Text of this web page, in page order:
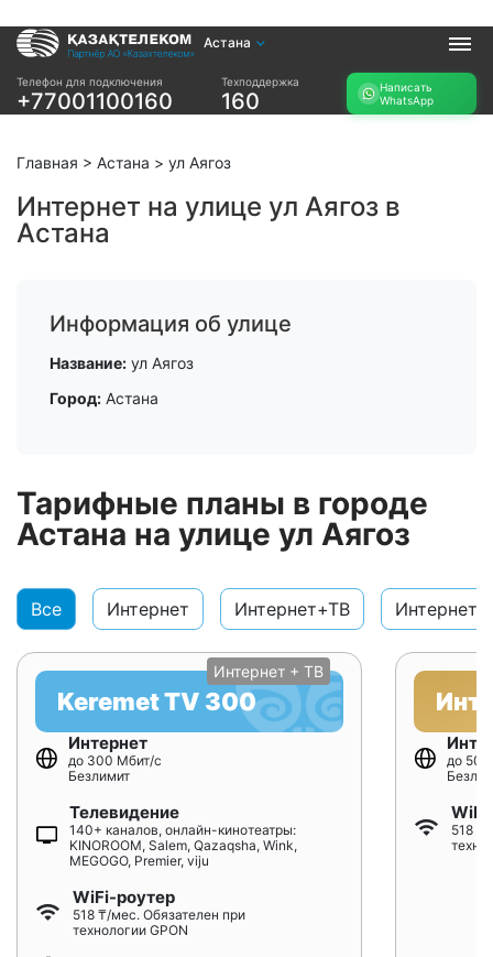
Астана
Телефон для подключения
+77001100160
Техподдержка
160
Написать
WhatsApp
Услуги
Интернет и ТВ в
Интернет и ТВ в
Интернет в офис
Прочее
возможность
названию ЖК
подбор тарифа
Подключиться к
Главная > Астана > ул Аягоз
Интернет на улице ул Аягоз в
Астана
Информация об улице
Название: ул Аягоз
Город: Астана
Тарифные планы в городе
Астана на улице ул Аягоз
Все Интернет Интернет+ТВ
Интернет + ТВ
Keremet TV 300
Интернет
до 300 Мбит/с
Безлимит
Телевидение
140+ каналов, онлайн-кинотеатры:
KINOROOM, Salem, Qazaqsha, Wink,
MEGOGO, Premier, viju
WiFi-роутер
518 ₸/мес. Обязателен при
технологии GPON
до
518